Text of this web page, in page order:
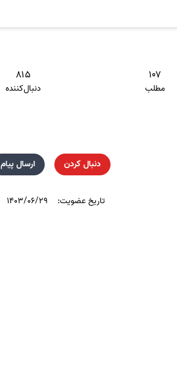
۱۰۷
مطلب
۸۱۵
دنبال‌کننده
دنبال کردن ارسال پیام
تاریخ عضویت: ۱۴۰۳/۰۶/۲۹